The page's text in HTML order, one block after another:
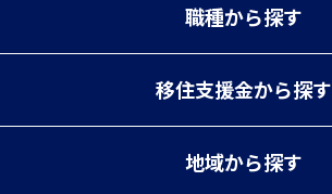
職種から探す
移住支援金から探す
地域から探す